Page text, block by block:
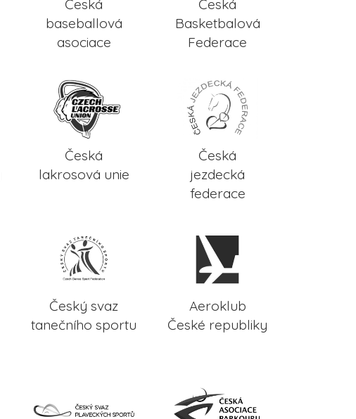
Česká
baseballová
asociace
Česká
Basketbalová
Federace
Česká
lakrosová unie
Česká
jezdecká
federace
Český svaz
tanečního sportu
Aeroklub
České republiky